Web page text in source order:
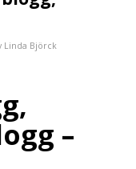
Linda Björck
–